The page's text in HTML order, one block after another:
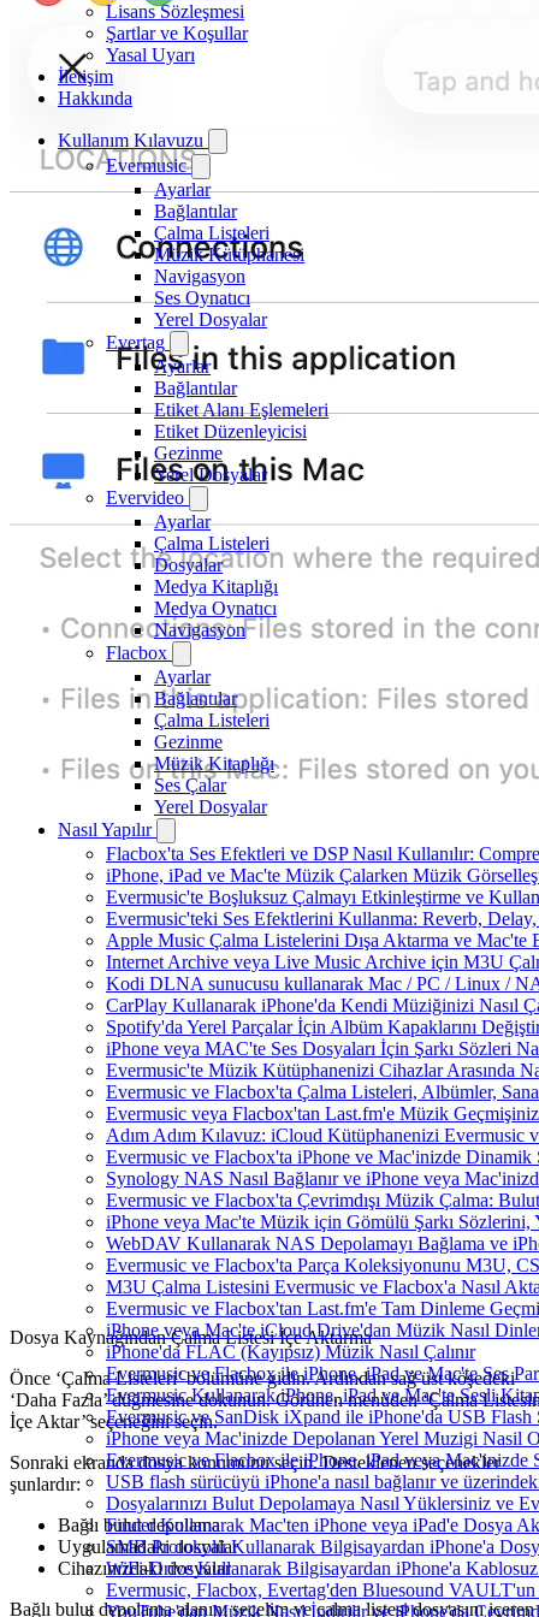
Lisans Sözleşmesi
Şartlar ve Koşullar
Yasal Uyarı
İletişim
Hakkında
Kullanım Kılavuzu
Evermusic
Ayarlar
Bağlantılar
Çalma Listeleri
Müzik Kütüphanesi
Navigasyon
Ses Oynatıcı
Yerel Dosyalar
Evertag
Ayarlar
Bağlantılar
Etiket Alanı Eşlemeleri
Etiket Düzenleyicisi
Gezinme
Yerel Dosyalar
Evervideo
Ayarlar
Çalma Listeleri
Dosyalar
Medya Kitaplığı
Medya Oynatıcı
Navigasyon
Flacbox
Ayarlar
Bağlantılar
Çalma Listeleri
Gezinme
Müzik Kitaplığı
Ses Çalar
Yerel Dosyalar
Nasıl Yapılır
Flacbox'ta Ses Efektleri ve DSP Nasıl Kullanılır:
iPhone, iPad ve Mac'te Müzik Çalarken Müzik
Evermusic'te Boşluksuz Çalmayı Etkinleştirme ve
Evermusic'teki Ses Efektlerini Kullanma: Reverb,
Apple Music Çalma Listelerini Dışa Aktarma ve Mac'te
Internet Archive veya Live Music Archive için M3U
Kodi DLNA sunucusu kullanarak Mac / PC / Linux /
CarPlay Kullanarak iPhone'da Kendi Müziğinizi Nasıl
Spotify'da Yerel Parçalar İçin Albüm Kapaklarını
iPhone veya MAC'te Ses Dosyaları İçin Şarkı Sözleri
Evermusic'te Müzik Kütüphanenizi Cihazlar Arasında
Evermusic ve Flacbox'ta Çalma Listeleri, Albümler,
Evermusic veya Flacbox'tan Last.fm'e Müzik
Adım Adım Kılavuz: iCloud Kütüphanenizi Evermusic
Evermusic ve Flacbox'ta iPhone ve Mac'inizde Dinamik
Synology NAS Nasıl Bağlanır ve iPhone veya
Evermusic ve Flacbox'ta Çevrimdışı Müzik Çalma:
iPhone veya Mac'te Müzik için Gömülü Şarkı Sözlerini,
WebDAV Kullanarak NAS Depolamayı Bağlama ve
Evermusic ve Flacbox'ta Parça Koleksiyonunu M3U,
M3U Çalma Listesini Evermusic ve Flacbox'a Nasıl
Evermusic ve Flacbox'tan Last.fm'e Tam Dinleme
iPhone veya Mac'te iCloud Drive'dan Müzik Nasıl
iPhone'da FLAC (Kayıpsız) Müzik Nasıl Çalınır
Evermusic ve Flacbox ile iPhone, iPad ve Mac'te Ses
Evermusic Kullanarak iPhone, iPad ve Mac'te Sesli
Evermusic ve SanDisk iXpand ile iPhone'da USB Flash
iPhone veya Mac'inizde Depolanan Yerel Muzigi Nasil
Evermusic ve Flacbox ile iPhone, iPad veya Mac'inizde
USB flash sürücüyü iPhone'a nasıl bağlanır ve
Dosyalarınızı Bulut Depolamaya Nasıl Yüklersiniz ve
Finder Kullanarak Mac'ten iPhone veya iPad'e Dosya
SMB Protokolü Kullanarak Bilgisayardan iPhone'a
WiFi-Drive Kullanarak Bilgisayardan iPhone'a Kablosuz
Evermusic, Flacbox, Evertag'den Bluesound VAULT'un
YouTube'dan Müzik Nasıl İndirilir ve iPhone'da
Dosya Kaynağından Çalma Listesi İçe Aktarma
Önce ‘Çalma Listeleri’ bölümüne gidin. Ardından sağ üst köşedeki
‘Daha Fazla’ düğmesine dokunun. Görünen menüden ‘Çalma
İçe Aktar’ seçeneğini seçin.
Sonraki ekranda dosya konumunu seçin. Desteklenen seçenekler
şunlardır:
Bağlı bulut depolama
Uygulamadaki dosyalar
Cihazınızdaki dosyalar
Bağlı bulut depolama alanını seçelim ve çalma listesi dosyasını içeren